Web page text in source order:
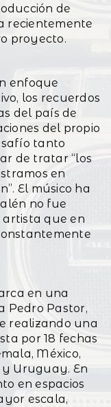
de
recientemente
proyecto.
enfoque
los recuerdos
del país de
del propio
tanto
de tratar “los
en
El músico ha
no fue
artista que en
en una
Pedro Pastor,
realizando una
por 18 fechas
México,
y Uruguay. En
en espacios
escala,